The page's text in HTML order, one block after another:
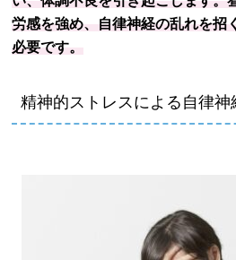
労感を強め、自律神経の乱れを招
必要です。
精神的ストレスによる自律神